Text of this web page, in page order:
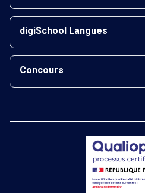
digiSchool Langues
Concours